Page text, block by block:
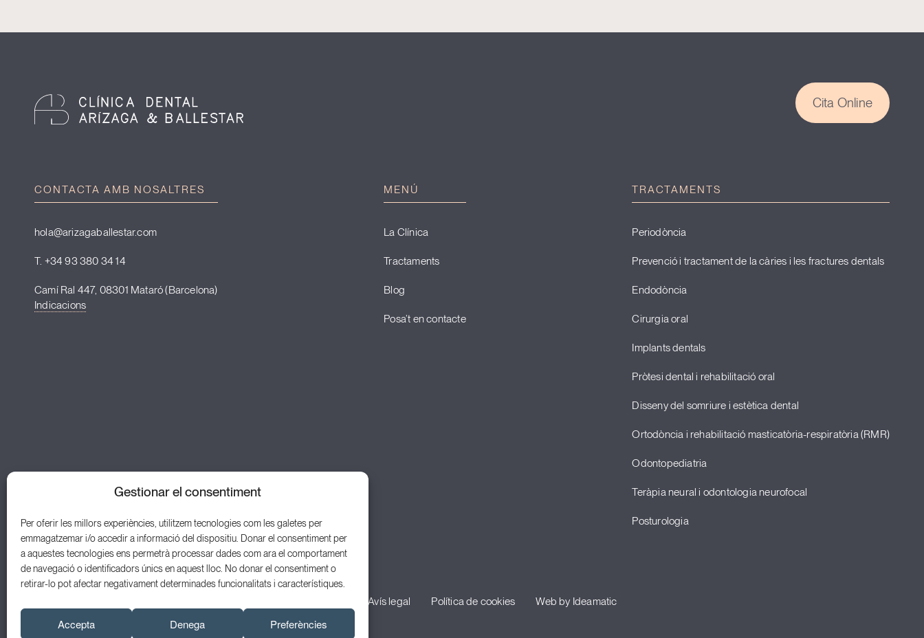
Gestionar el consentiment
Per oferir les millors experiències, utilitzem tecnologies com les galetes per
emmagatzemar i/o accedir a informació del dispositiu. Donar el consentiment per
a aquestes tecnologies ens permetrà processar dades com ara el comportament
de navegació o identificadors únics en aquest lloc. No donar el consentiment o
retirar-lo pot afectar negativament determinades funcionalitats i característiques.
Accepta Denega Preferències
Cita Online
CONTACTA AMB NOSALTRES
hola@arizagaballestar.com
T. +34 93 380 34 14
Camí Ral 447, 08301 Mataró (Barcelona)
Indicacions
MENÚ
La Clínica
Tractaments
Blog
Posa’t en contacte
TRACTAMENTS
Periodòncia
Prevenció i tractament de la càries i les fractures dentals
Endodòncia
Cirurgia oral
Implants dentals
Pròtesi dental i rehabilitació oral
Disseny del somriure i estètica dental
Ortodòncia i rehabilitació masticatòria-respiratòria (RMR)
Odontopediatria
Teràpia neural i odontologia neurofocal
Posturologia
Avís legal Política de cookies Web by Ideamatic